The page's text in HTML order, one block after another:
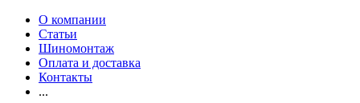
О компании
Статьи
Шиномонтаж
Оплата и доставка
Контакты
...